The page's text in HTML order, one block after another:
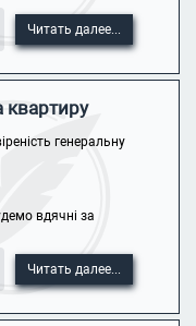
Читать далее...
квартиру
генеральну
вдячні за
Читать далее...